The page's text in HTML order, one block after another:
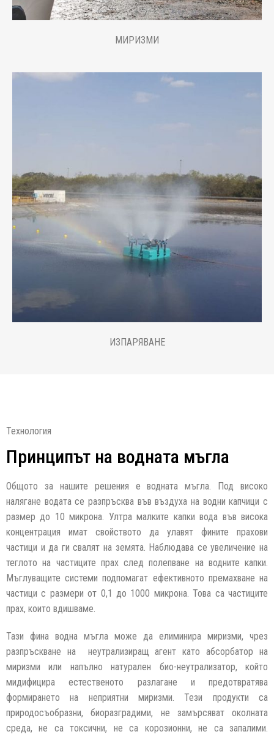
МИРИЗМИ
ИЗПАРЯВАНЕ
Технология
Принципът на водната мъгла
Общото за нашите решения е водната мъгла. Под високо
налягане водата се разпръсква във въздуха на водни капчици с
размер до 10 микрона. Ултра малките капки вода във висока
концентрация имат свойството да улавят фините прахови
частици и да ги свалят на земята. Наблюдава се увеличение на
теглото на частиците прах след полепване на водните капки.
Мъглуващите системи подпомагат ефективното премахване на
частици с размери от 0,1 до 1000 микрона. Това са частиците
прах, които вдишваме.
Тази фина водна мъгла може да елиминира миризми, чрез
разпръскване на неутрализиращ агент като абсорбатор на
миризми или напълно натурален био-неутрализатор, който
мидифицира естественото разлагане и предотвратява
формирането на неприятни миризми. Тези продукти са
природосъобразни, биоразградими, не замърсяват околната
среда, не са токсични, не са корозионни, не са запалими.